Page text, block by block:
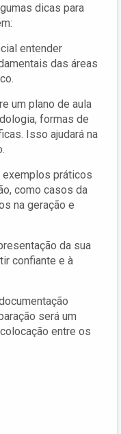
dicas para
entender
das áreas
um plano de aula
formas de
Isso ajudará na
exemplos práticos
como casos da
na geração e
da sua
confiante e à
será um
entre os